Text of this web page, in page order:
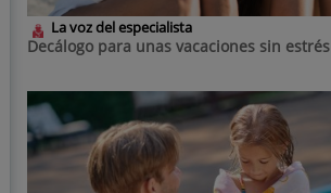
La voz del especialista
Decálogo para unas vacaciones sin estrés